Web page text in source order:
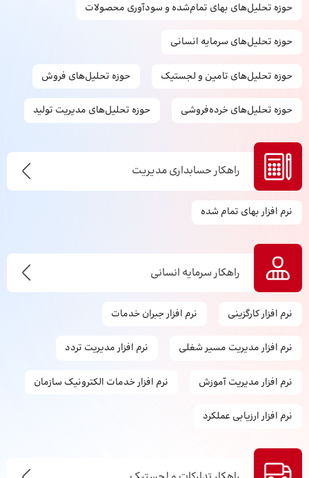
حوزه تحلیل‌های بهای تمام‌شده و سودآوری محصولات
حوزه تحلیل‌های سرمایه انسانی
حوزه تحلیل‌های تامین و لجستیک حوزه تحلیل‌های فروش
حوزه تحلیل‌های خرده‌فروشی حوزه تحلیل‌های مدیریت تولید
راهکار حسابداری مدیریت
نرم افزار بهای تمام شده
راهکار سرمایه انسانی
نرم افزار کارگزینی نرم افزار جبران خدمات
نرم افزار مدیریت مسیر شغلی نرم افزار مدیریت تردد
نرم افزار مدیریت آموزش نرم افزار خدمات الکترونیک سازمان
نرم افزار ارزیابی عملکرد